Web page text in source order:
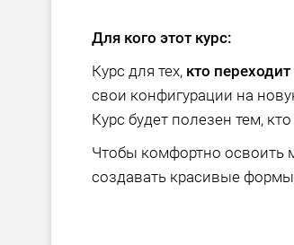
Для кого этот курс:
Курс для тех, кто
свои конфигурации на
Курс будет полезен тем,
Чтобы комфортно освоить
создавать красивые